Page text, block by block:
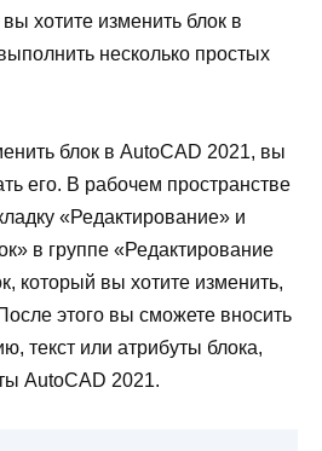
хотите изменить блок в
несколько простых
блок в AutoCAD 2021, вы
его. В рабочем пространстве
«Редактирование» и
в группе «Редактирование
который вы хотите изменить,
этого вы сможете вносить
текст или атрибуты блока,
AutoCAD 2021.